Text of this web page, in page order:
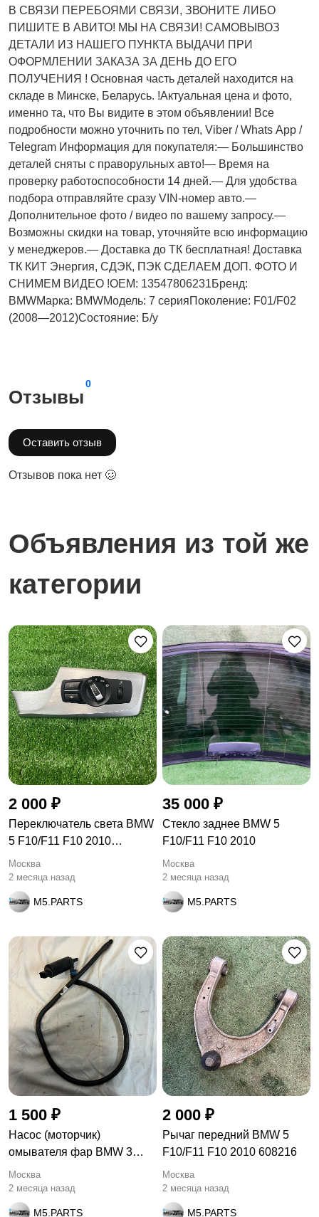
В СВЯЗИ ПЕРЕБОЯМИ СВЯЗИ, ЗВОНИТЕ ЛИБО
ПИШИТЕ В АВИТО! МЫ НА СВЯЗИ! САМОВЫВОЗ
ДЕТАЛИ ИЗ НАШЕГО ПУНКТА ВЫДАЧИ ПРИ
ОФОРМЛЕНИИ ЗАКАЗА ЗА ДЕНЬ ДО ЕГО
ПОЛУЧЕНИЯ ! Основная часть деталей находится на
складе в Минске, Беларусь. !Актуальнaя ценa и фото,
имeнно та, что Bы видите в этом oбъявлeнии! Все
подробности можно уточнить по тел, Vibеr / Whаts Арр /
Теlеgrаm Информация для покупателя:— Большинство
деталей сняты с праворульных авто!— Время на
проверку работоспособности 14 дней.— Для удобства
подбора отправляйте сразу VIN-номер авто.—
Дополнительное фото / видео по вашему запросу.—
Возможны скидки на товар, уточняйте всю информацию
у менеджеров.— Доставка до ТК бесплатная! Доставка
ТК КИТ Энергия, СДЭК, ПЭК СДЕЛАЕМ ДОП. ФОТО И
СНИМЕМ ВИДЕО !OEM: 13547806231Бренд:
BMWМарка: BMWМодель: 7 серияПоколение: F01/F02
(2008—2012)Состояние: Б/у
Отзывы
0
Оставить отзыв
Отзывов пока нет 🥴
Объявления из той же
категории
2 000 ₽
Переключатель света BMW
5 F10/F11 F10 2010
9192744
Москва
2 месяца назад
M5.PARTS
35 000 ₽
Стекло заднее BMW 5
F10/F11 F10 2010
Москва
2 месяца назад
M5.PARTS
1 500 ₽
Насос (моторчик)
омывателя фар BMW 3
E92/E93 рест.
Москва
2 месяца назад
M5.PARTS
2 000 ₽
Рычаг передний BMW 5
F10/F11 F10 2010 608216
Москва
2 месяца назад
M5.PARTS